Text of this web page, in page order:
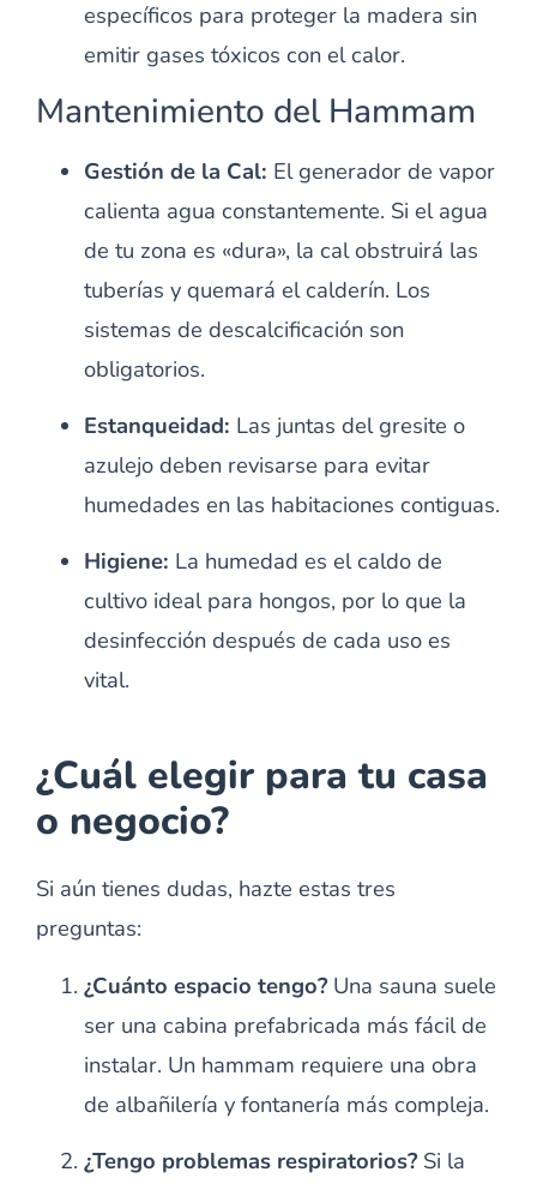
específicos para proteger la madera sin
emitir gases tóxicos con el calor.
Mantenimiento del Hammam
Gestión de la Cal: El generador de vapor
calienta agua constantemente. Si el agua
de tu zona es «dura», la cal obstruirá las
tuberías y quemará el calderín. Los
sistemas de descalcificación son
obligatorios.
Estanqueidad: Las juntas del gresite o
azulejo deben revisarse para evitar
humedades en las habitaciones contiguas.
Higiene: La humedad es el caldo de
cultivo ideal para hongos, por lo que la
desinfección después de cada uso es
vital.
¿Cuál elegir para tu casa
o negocio?
Si aún tienes dudas, hazte estas tres
preguntas:
¿Cuánto espacio tengo? Una sauna suele
ser una cabina prefabricada más fácil de
instalar. Un hammam requiere una obra
de albañilería y fontanería más compleja.
¿Tengo problemas respiratorios? Si la